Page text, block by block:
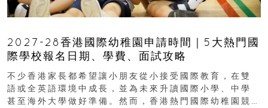
2027-28香港國際幼稚園申請時間｜5大熱門國
際學校報名日期、學費、面試攻略
不少香港家長都希望讓小朋友從小接受國際教育，在雙
語或全英語環境中成長，並為未來升讀國際小學、中學
甚至海外大學做好準備。然而，香港熱門國際幼稚園競